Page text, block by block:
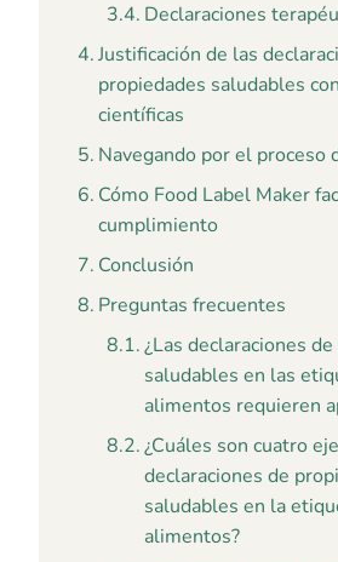
Declaraciones
Justificación de las
propiedades saludables
científicas
Navegando por el proceso
Cómo Food Label Maker
cumplimiento
Conclusión
Preguntas frecuentes
¿Las declaraciones
saludables en las
alimentos requieren
¿Cuáles son cuatro
declaraciones de
saludables en la
alimentos?